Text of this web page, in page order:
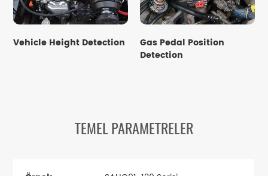
Vehicle Height Detection
Gas Pedal Position
Detection
TEMEL PARAMETRELER